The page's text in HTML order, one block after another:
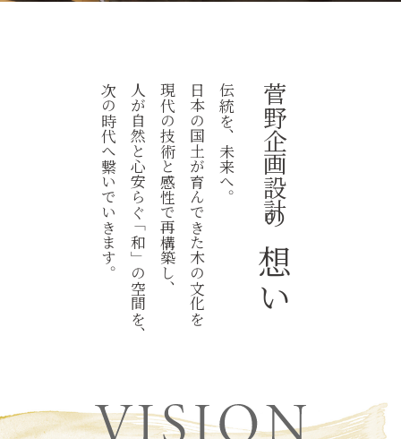
菅野企画設計の
想い
伝統を、未来へ。
日本の国土が育んできた木の文化を
現代の技術と感性で再構築し、
人が自然と心安らぐ「和」の空間を、
次の時代へ繋いでいきます。